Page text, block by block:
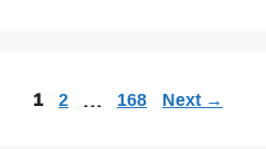
Page
1 Page
2 … Page
168 Next→